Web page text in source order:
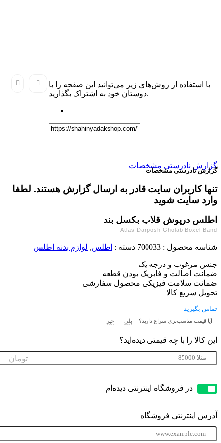
استفاده از روش‌های زیر می‌توانید این صفحه را با
نادرستی مشخصات
نادرستی مشخصات
کاربران سایت قادر به ارسال گزارش هستند. لطفا
سایت شوید
درپوش قلاب بکسل بند
Atlas Darposh Gholab Boxel
محصول :700033 دسته :اطلس,لوازم بدنه اطلس
مرغوب و درجه یک
اصالت و فابریک بودن قطعه
سلامت فیزیکی محصول سفارشی
سریع کالا
مناسب‌تری سراغ دارید؟ بلی خیر
را با چه قیمتی دیده‌اید؟
تومان
در فروشگاه اینترنتی دیده‌ام
اینترنتی فروشگاه